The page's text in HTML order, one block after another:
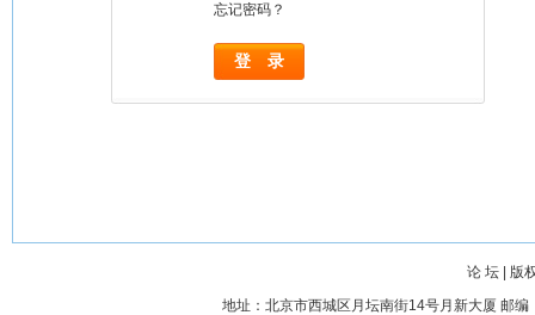
忘记密码？
论 坛
版
地址：北京市西城区月坛南街14号月新大厦 邮